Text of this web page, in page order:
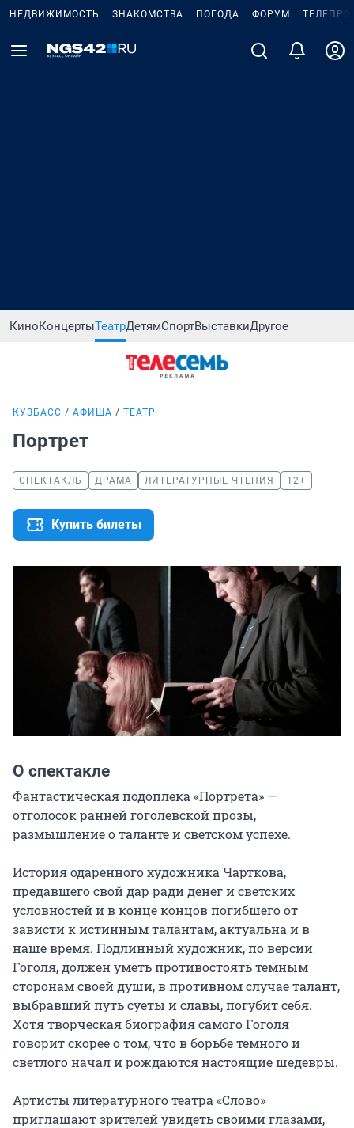
НЕДВИЖИМОСТЬ ЗНАКОМСТВА ПОГОДА ФОРУМ
КиноКонцертыТеатрДетямСпортВыставкиДругое
КУЗБАСС АФИША ТЕАТР
Портрет
СПЕКТАКЛЬ ДРАМА ЛИТЕРАТУРНЫЕ ЧТЕНИЯ 12+
Купить билеты
О спектакле
Фантастическая подоплека «Портрета» —
отголосок ранней гоголевской прозы,
размышление о таланте и светском успехе.
История одаренного художника Чарткова,
предавшего свой дар ради денег и светских
условностей и в конце концов погибшего от
зависти к истинным талантам, актуальна и в
наше время. Подлинный художник, по версии
Гоголя, должен уметь противостоять темным
сторонам своей души, в противном случае талант,
выбравший путь суеты и славы, погубит себя.
Хотя творческая биография самого Гоголя
говорит скорее о том, что в борьбе темного и
светлого начал и рождаются настоящие шедевры.
Артисты литературного театра «Слово»
приглашают зрителей увидеть своими глазами,